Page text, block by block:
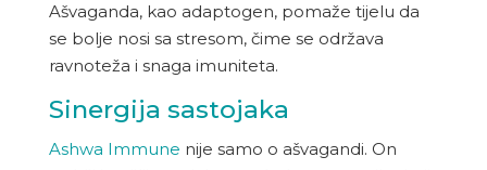
Ašvaganda, kao adaptogen, pomaže tijelu da
se bolje nosi sa stresom, čime se održava
ravnoteža i snaga imuniteta.
Sinergija sastojaka
Ashwa Immune nije samo o ašvagandi. On